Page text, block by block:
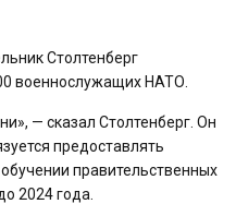
Столтенберг
военнослужащих НАТО.
— сказал Столтенберг. Он
предоставлять
правительственных
2024 года.